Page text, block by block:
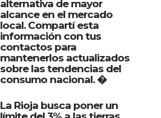
alternativa de mayor
alcance en el mercado
local. Compartí esta
información con tus
contactos para
mantenerlos actualizados
sobre las tendencias del
consumo nacional. �
La Rioja busca poner un